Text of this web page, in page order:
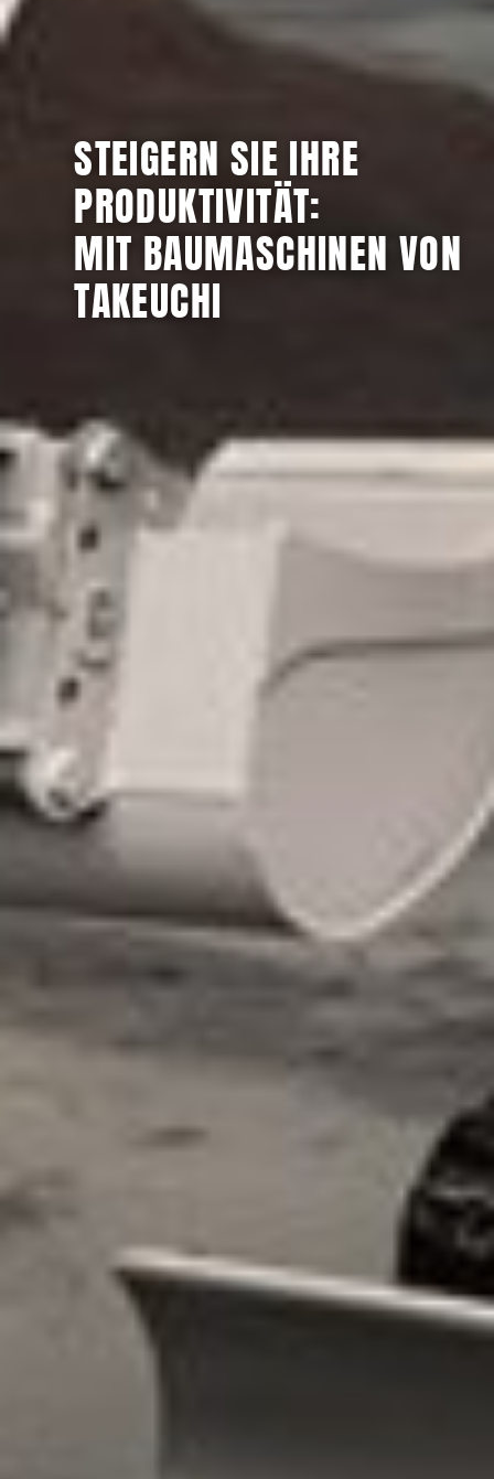
STEIGERN SIE IHRE
PRODUKTIVITÄT:
MIT BAUMASCHINEN VON
TAKEUCHI